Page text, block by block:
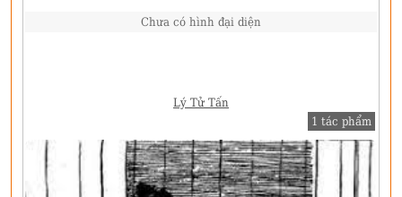
Chưa có hình đại diện
Lý Tử Tấn
1 tác phẩm